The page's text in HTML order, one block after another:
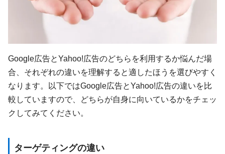
Google広告とYahoo!広告のどちらを利用するか悩んだ場
合、それぞれの違いを理解すると適したほうを選びやすく
なります。以下ではGoogle広告とYahoo!広告の違いを比
較していますので、どちらが自身に向いているかをチェッ
クしてみてください。
ターゲティングの違い